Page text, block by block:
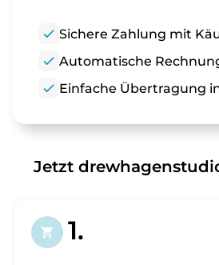
check Sichere Zahlung mit
check Automatische
check Einfache Übertragung
Jetzt
shopping_cart 1.